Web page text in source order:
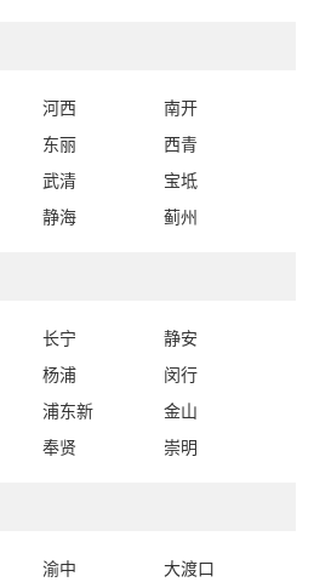
河西
南开
东丽
西青
武清
宝坻
静海 蓟州
长宁
静安
杨浦
闵行
浦东新
金山
奉贤 崇明
渝中
大渡口